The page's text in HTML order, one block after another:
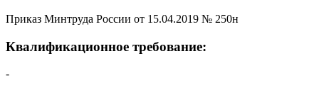
Приказ Минтруда России от 15.04.2019 № 250н
Квалификационное требование:
-